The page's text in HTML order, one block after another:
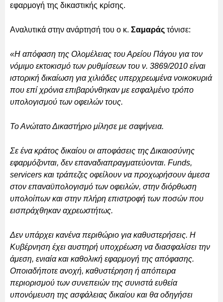
εφαρμογή της δικαστικής κρίσης.
Αναλυτικά στην ανάρτησή του ο κ. Σαμαράς τόνισε:
«Η απόφαση της Ολομέλειας του Αρείου Πάγου για τον
νόμιμο εκτοκισμό των ρυθμίσεων του ν. 3869/2010 είναι
ιστορική δικαίωση για χιλιάδες υπερχρεωμένα νοικοκυριά
που επί χρόνια επιβαρύνθηκαν με εσφαλμένο τρόπο
υπολογισμού των οφειλών τους.
Το Ανώτατο Δικαστήριο μίλησε με σαφήνεια.
Σε ένα κράτος δικαίου οι αποφάσεις της Δικαιοσύνης
εφαρμόζονται, δεν επαναδιαπραγματεύονται. Funds,
servicers και τράπεζες οφείλουν να προχωρήσουν άμεσα
στον επαναϋπολογισμό των οφειλών, στην διόρθωση
υπολοίπων και στην πλήρη επιστροφή των ποσών που
εισπράχθηκαν αχρεωστήτως.
Δεν υπάρχει κανένα περιθώριο για καθυστερήσεις. Η
Κυβέρνηση έχει αυστηρή υποχρέωση να διασφαλίσει την
άμεση, ενιαία και καθολική εφαρμογή της απόφασης.
Οποιαδήποτε ανοχή, καθυστέρηση ή απόπειρα
περιορισμού των συνεπειών της συνιστά ευθεία
υπονόμευση της ασφάλειας δικαίου και θα οδηγήσει